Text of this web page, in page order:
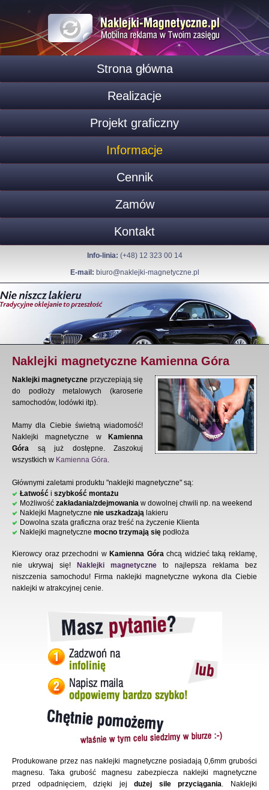
Strona główna
Realizacje
Projekt graficzny
Informacje
Cennik
Zamów
Kontakt
Info-linia: (+48) 12 323 00 14
E-mail: biuro@naklejki-magnetyczne.pl
Naklejki magnetyczne Kamienna Góra
Naklejki magnetyczne przyczepiają się
do podłoży metalowych (karoserie
samochodów, lodówki itp).
Mamy dla Ciebie świetną wiadomość!
Naklejki magnetyczne w
Kamienna
Góra są już dostępne. Zaszokuj
wszystkich w Kamienna Góra.
Głównymi zaletami produktu "naklejki magnetyczne" są:
Łatwość i szybkość montażu
Możliwość zakładania/zdejmowania w dowolnej chwili np. na weekend
Naklejki Magnetyczne nie uszkadzają lakieru
Dowolna szata graficzna oraz treść na życzenie Klienta
Naklejki magnetyczne mocno trzymają się podłoża
Kierowcy oraz przechodni w Kamienna Górachcą widzieć taką reklamę,
nie ukrywaj się!
Naklejki magnetyczne to najlepsza reklama bez
niszczenia samochodu! Firma naklejki magnetyczne wykona dla Ciebie
naklejki w atrakcyjnej cenie.
Produkowane przez nas naklejki magnetyczne posiadają 0,6mm grubości
magnesu. Taka grubość magnesu zabezpiecza naklejki magnetyczne
przed odpadnięciem, dzięki jejdużej sile przyciągania. Naklejki